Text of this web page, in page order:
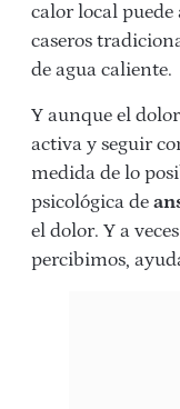
calor local
caseros
de agua caliente.
Y aunque el
activa y seguir
medida de lo
psicológica de
el dolor. Y a
percibimos,